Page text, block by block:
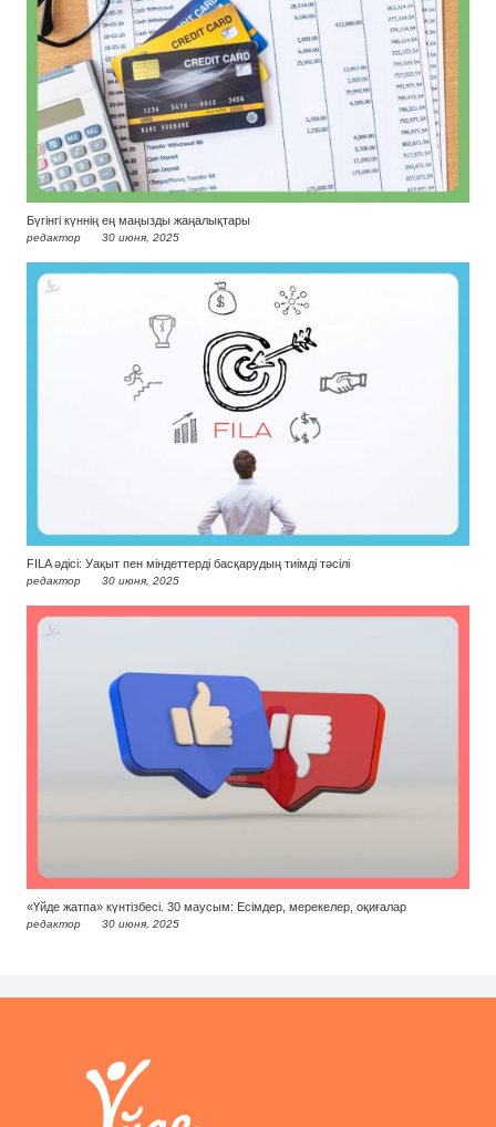
Бүгінгі күннің ең маңызды жаңалықтары
редактор 30 июня, 2025
FILA әдісі: Уақыт пен міндеттерді басқарудың тиімді тәсілі
редактор 30 июня, 2025
«Үйде жатпа» күнтізбесі. 30 маусым: Есімдер, мерекелер, оқиғалар
редактор 30 июня, 2025